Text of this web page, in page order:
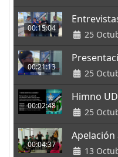
00:15:04
25
00:21:13
25
00:02:48
Himno
25
00:04:37
13